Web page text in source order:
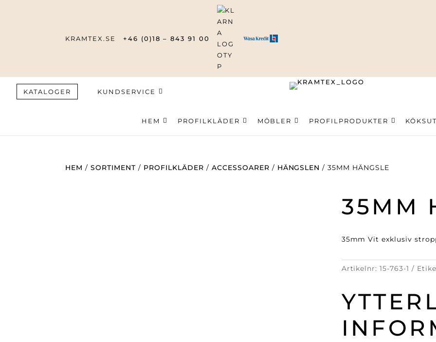
KRAMTEX.SE +46 (0)18 – 843 91 00
KATALOGER KUNDSERVICE
HEM PROFILKLÄDER MÖBLER PROFILPRODUKTER
Produktsökning
HEM /SORTIMENT / PROFILKLÄDER / ACCESSOARER / HÄNGSLEN / 35MM HÄNGSLE
35MM
35mm Vit exklusiv
Artikelnr:15-763-1